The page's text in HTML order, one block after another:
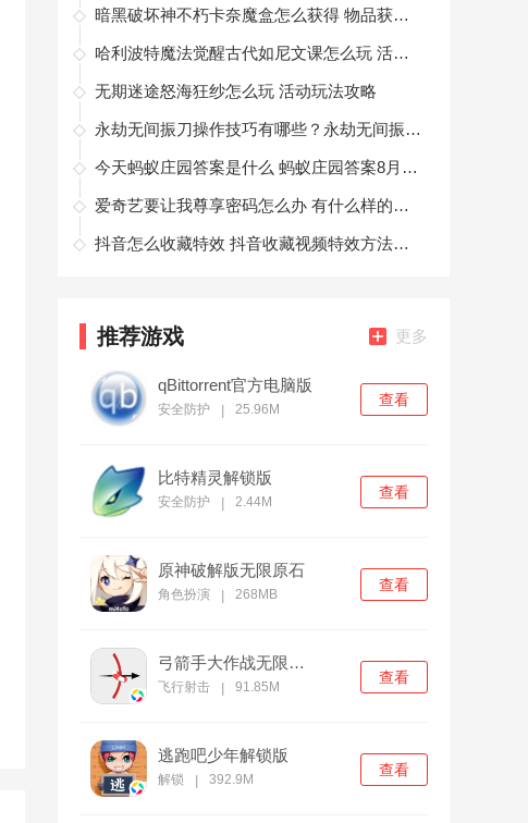
暗黑破坏神不朽卡奈魔盒怎么获得 物品获取攻略
哈利波特魔法觉醒古代如尼文课怎么玩 活动玩法攻略
无期迷途怒海狂纱怎么玩 活动玩法攻略
永劫无间振刀操作技巧有哪些？永劫无间振刀操作技巧详细一览
今天蚂蚁庄园答案是什么 蚂蚁庄园答案8月26日总结
爱奇艺要让我尊享密码怎么办 有什么样的解决方法
抖音怎么收藏特效 抖音收藏视频特效方法介绍
推荐游戏 更多
qBittorrent官方电脑版
安全防护 25.96M
查看
比特精灵解锁版
安全防护 2.44M
查看
原神破解版无限原石
角色扮演 268MB
查看
弓箭手大作战无限金币版
飞行射击 91.85M
查看
逃跑吧少年解锁版
解锁 392.9M
查看